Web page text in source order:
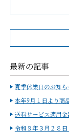
最新の記事
夏季休業日のお知ら
本年9月１日より商
送料サービス適用
令和８年３月２８